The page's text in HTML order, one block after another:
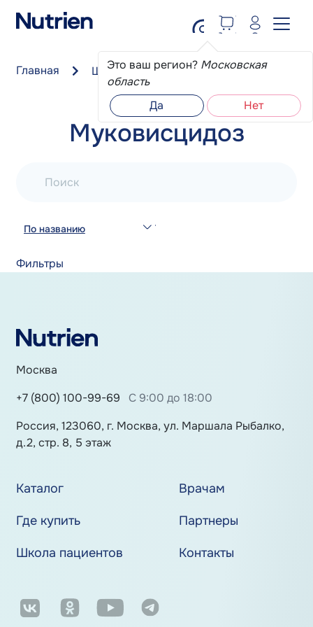
Это ваш регион? Московская
область
Да
Нет
Главная Школа пациента Муковисцидоз
Муковисцидоз
Поиск
По названию
Фильтры
Москва
+7 (800) 100-99-69
С 9:00 до 18:00
Россия, 123060, г. Москва, ул. Маршала Рыбалко,
д.2, стр. 8, 5 этаж
Каталог
Врачам
Где купить
Партнеры
Школа пациентов
Контакты